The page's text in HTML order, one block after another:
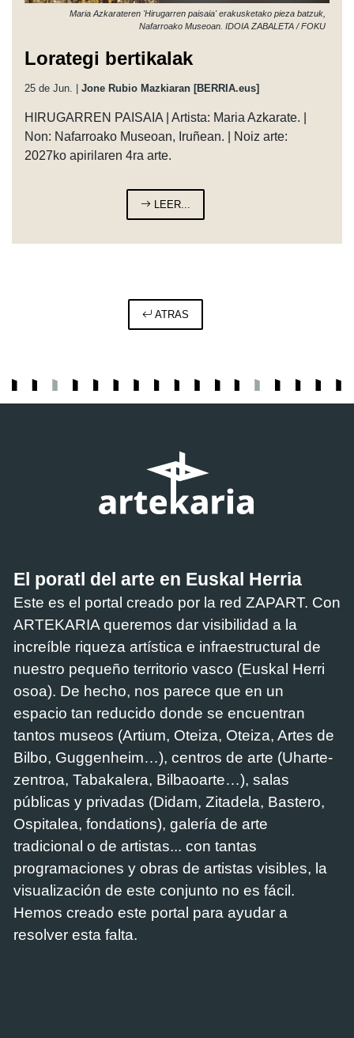
Maria Azkarateren 'Hirugarren paisaia' erakusketako pieza batzuk,
Nafarroako Museoan. IDOIA ZABALETA / FOKU
Lorategi bertikalak
25 de Jun. | Jone Rubio Mazkiaran [BERRIA.eus]
HIRUGARREN PAISAIA | Artista: Maria Azkarate. |
Non: Nafarroako Museoan, Iruñean. | Noiz arte:
2027ko apirilaren 4ra arte.
LEER...
ATRAS
El poratl del arte en Euskal Herria
Este es el portal creado por la red ZAPART. Con
ARTEKARIA queremos dar visibilidad a la
increíble riqueza artística e infraestructural de
nuestro pequeño territorio vasco (Euskal Herri
osoa). De hecho, nos parece que en un
espacio tan reducido donde se encuentran
tantos museos (Artium, Oteiza, Oteiza, Artes de
Bilbo, Guggenheim…), centros de arte (Uharte-
zentroa, Tabakalera, Bilbaoarte…), salas
públicas y privadas (Didam, Zitadela, Bastero,
Ospitalea, fondations), galería de arte
tradicional o de artistas... con tantas
programaciones y obras de artistas visibles, la
visualización de este conjunto no es fácil.
Hemos creado este portal para ayudar a
resolver esta falta.